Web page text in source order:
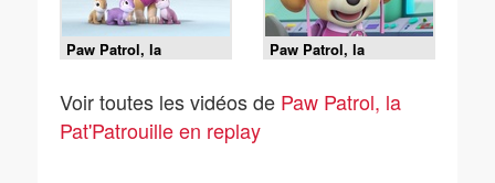
Paw Patrol, la
Pat'Patrouille - La
Paw Patrol, la
Pat'Patrouille - La pâte
Voir toutes les vidéos de Paw Patrol, la
Pat'Patrouille en replay